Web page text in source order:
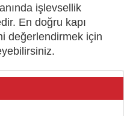
işlevsellik
En doğru kapı
değerlendirmek için